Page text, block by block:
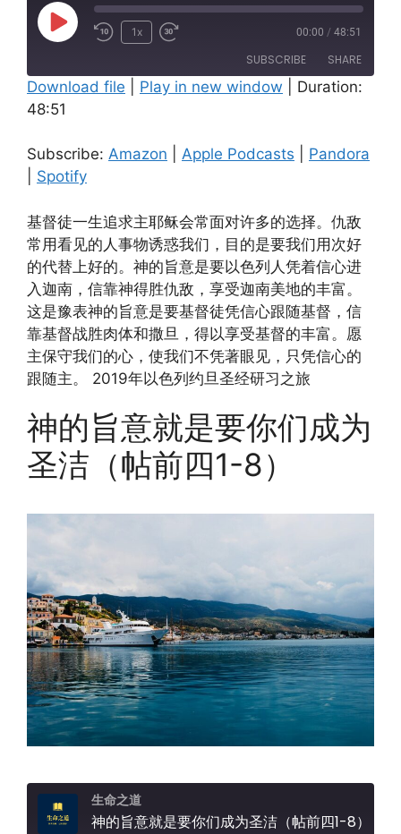
Play
1x 00:00 / 48:51
SUBSCRIBE SHARE
Amazon
RSS FEED
SHARE
LINK
EMBED
Download file Play in new window
Duration:
48:51
Subscribe: Amazon Apple Podcasts
Pandora
Spotify
基督徒一生追求主耶稣会常面对许多的选择。仇敌
常用看见的人事物诱惑我们，目的是要我们用次好
的代替上好的。神的旨意是要以色列人凭着信心进
入迦南，信靠神得胜仇敌，享受迦南美地的丰富。
这是豫表神的旨意是要基督徒凭信心跟随基督，信
靠基督战胜肉体和撒旦，得以享受基督的丰富。愿
主保守我们的心，使我们不凭著眼见，只凭信心的
跟随主。 2019年以色列约旦圣经研习之旅
神的旨意就是要你们成为
圣洁（帖前四1-8）
生命之道
神的旨意就是要你们成为圣洁（帖前四1-8）